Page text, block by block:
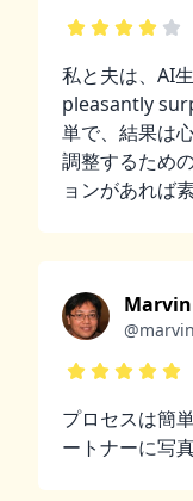
私と夫は、AI
pleasantly
単で、結果は
調整するため
ョンがあれば
プロセスは簡
ートナーに写